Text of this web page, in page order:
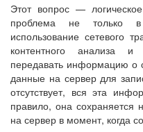
Этот вопрос —
проблема не только в
использование сетевого
контентного анализа
передавать информацию о
данные на сервер для
отсутствует, вся эта
правило, она сохраняется
на сервер в момент, когда